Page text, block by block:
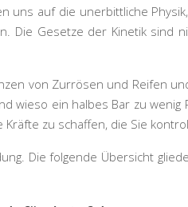
auf die unerbittliche
Die Gesetze der Kinetik sind
von Zurrösen und Reifen
ein halbes Bar zu
zu schaffen, die Sie
Die folgende Übersicht